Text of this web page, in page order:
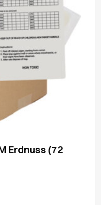
Erdnuss (72